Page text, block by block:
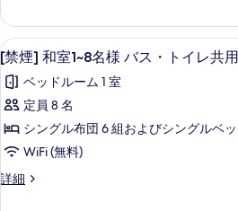
共
用
の
す
べ
て
の
写
共
用
の
詳
細
ス・
ト
イ
レ
共
用
の
す
1~6
名
様
バ
ス・
ト
レ
共
の
[禁
煙]
和
室
1~8
名
様
[禁煙
5
[禁煙] 和室1~8名様 バス・トイレ共用
ベッドルーム 1 室
定員 8 名
シングル布団 6 組およびシングルベ
WiFi (無料)
詳細
[禁